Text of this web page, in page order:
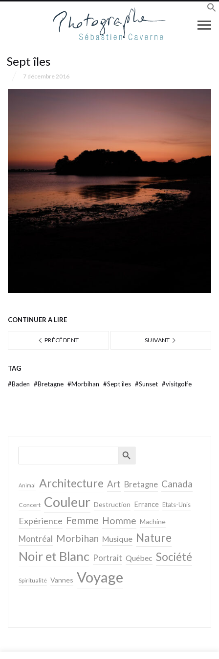
Sept îles
7 décembre 2016
CONTINUER À LIRE
PRÉCÉDENT SUIVANT
TAG
#Baden #Bretagne #Morbihan #Sept îles #Sunset #visitgolfe
Search
SEARCH BUTTON
Animal Architecture Art Bretagne Canada
Concert Couleur Destruction Errance Etats-Unis
Expérience Femme Homme Machine
Montréal Morbihan Musique Nature
Noir et Blanc Portrait Québec Société
Spiritualité Vannes Voyage